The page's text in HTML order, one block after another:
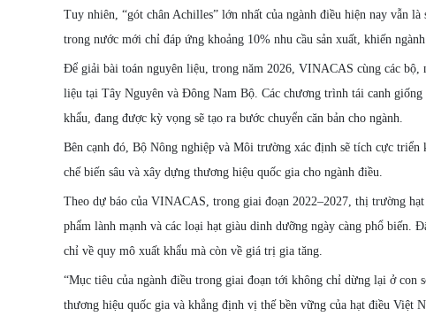
Tuy nhiên, “gót chân Achilles” lớn nhất của ngành điều hiện nay vẫn
trong nước mới chỉ đáp ứng khoảng 10% nhu cầu sản xuất, khiến
Để giải bài toán nguyên liệu, trong năm 2026, VINACAS cùng các
liệu tại Tây Nguyên và Đông Nam Bộ. Các chương trình tái canh
khẩu, đang được kỳ vọng sẽ tạo ra bước chuyển căn bản cho ngành.
Bên cạnh đó, Bộ Nông nghiệp và Môi trường xác định sẽ tích cực
chế biến sâu và xây dựng thương hiệu quốc gia cho ngành điều.
Theo dự báo của VINACAS, trong giai đoạn 2022–2027, thị trường
phẩm lành mạnh và các loại hạt giàu dinh dưỡng ngày càng phổ
chỉ về quy mô xuất khẩu mà còn về giá trị gia tăng.
“Mục tiêu của ngành điều trong giai đoạn tới không chỉ dừng lại ở con
thương hiệu quốc gia và khẳng định vị thế bền vững của hạt điều Việt